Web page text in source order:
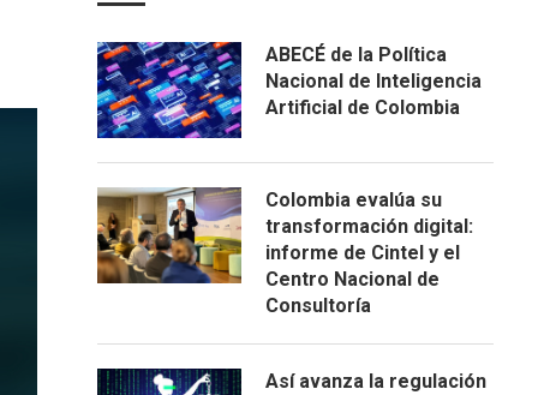
ABECÉ de la Política
Nacional de Inteligencia
Artificial de Colombia
Colombia evalúa su
transformación digital:
informe de Cintel y el
Centro Nacional de
Consultoría
Así avanza la regulación